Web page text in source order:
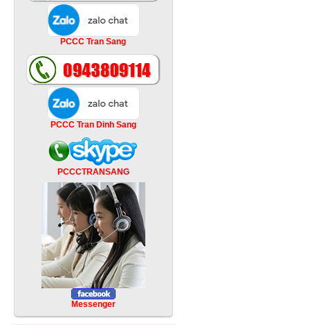
PCCC Tran Sang
PCCC Tran Dinh Sang
PCCCTRANSANG
Messenger